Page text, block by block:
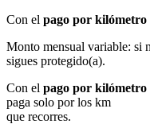
Con el pago por kilómetro
Monto mensual variable: si
sigues protegido(a).
Con el pago por kilómetro
paga solo por los km
que recorres.